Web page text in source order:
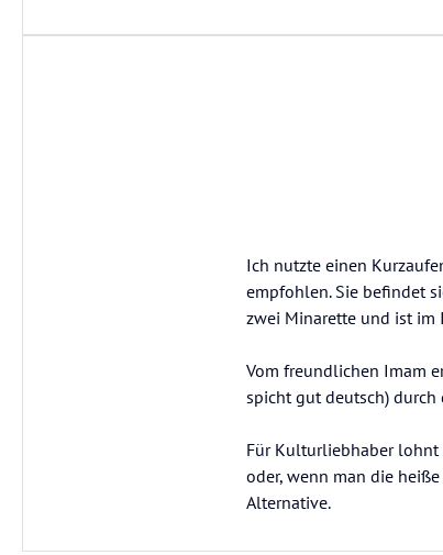
Ich nutzte einen
empfohlen. Sie befindet
zwei Minarette und ist im
Vom freundlichen Imam
spicht gut deutsch)
Für Kulturliebhaber lohnt
oder, wenn man die
Alternative.